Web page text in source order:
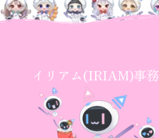
イリアム(IRIAM)事